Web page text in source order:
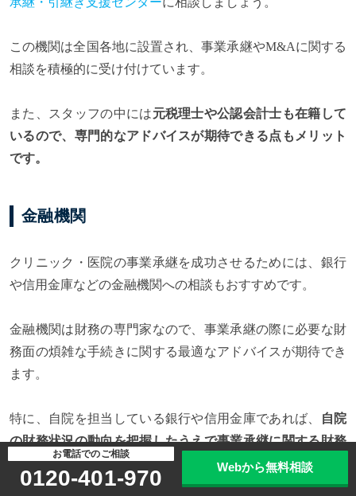
この機関は全国各地に設置され、事業承継やM&Aに関する
相談を積極的に受け付けています。
また、スタッフの中には元税理士や公認会計士も在籍して
いるので、専門的なアドバイスが期待できる点もメリット
です。
金融機関
クリニック・医院の事業承継を成功させるためには、銀行
や信用金庫などの金融機関への相談もおすすめです。
金融機関は財務の専門家なので、事業承継の際に必要な財
務面の煩雑な手続きに関する最適なアドバイスが期待でき
ます。
特に、自院を担当している銀行や信用金庫であれば、
自院
の財務状況の動向を把握したうえで事業承継に関する財務
的なアドバイスも可能です。
お電話でのご相談
0120-401-970 Webから無料相談